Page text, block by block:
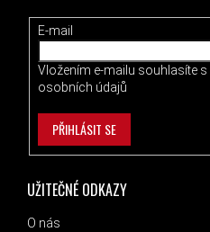
UŽITEČNÉ ODKAZY
O nás
E-mail
Vložením e-mailu souhlasíte s
osobních údajů
PŘIHLÁSIT SE